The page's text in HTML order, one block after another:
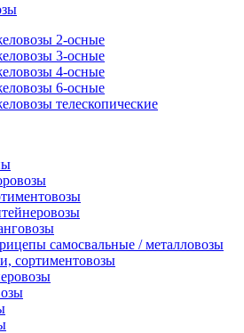
2-осные
3-осные
4-осные
6-осные
телескопические
самосвальные / металловозы
сортиментовозы